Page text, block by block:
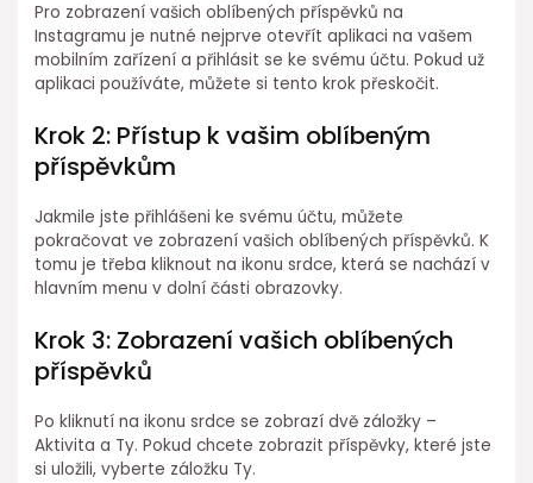
Pro zobrazení vašich oblíbených příspěvků na
Instagramu je nutné nejprve otevřít aplikaci na vašem
mobilním zařízení a přihlásit se ke svému účtu. Pokud už
aplikaci používáte, můžete si tento krok přeskočit.
Krok 2: Přístup k vašim oblíbeným
příspěvkům
Jakmile jste přihlášeni ke svému účtu, můžete
pokračovat ve zobrazení vašich oblíbených příspěvků. K
tomu je třeba kliknout na ikonu srdce, která se nachází v
hlavním menu v dolní části obrazovky.
Krok 3: Zobrazení vašich oblíbených
příspěvků
Po kliknutí na ikonu srdce se zobrazí dvě záložky –
Aktivita a Ty. Pokud chcete zobrazit příspěvky, které jste
si uložili, vyberte záložku Ty.